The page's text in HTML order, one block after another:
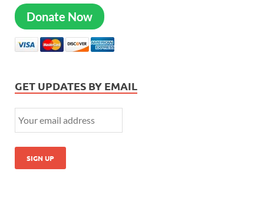
Donate Now
GET UPDATES BY EMAIL